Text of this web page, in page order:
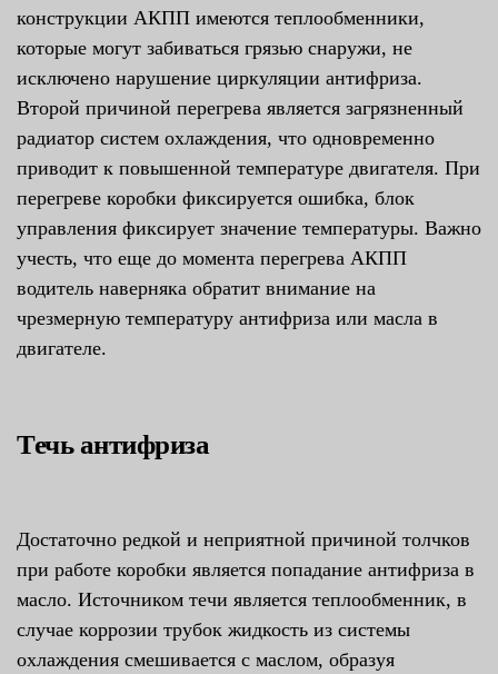
конструкции АКПП имеются теплообменники,
которые могут забиваться грязью снаружи, не
исключено нарушение циркуляции антифриза.
Второй причиной перегрева является загрязненный
радиатор систем охлаждения, что одновременно
приводит к повышенной температуре двигателя. При
перегреве коробки фиксируется ошибка, блок
управления фиксирует значение температуры. Важно
учесть, что еще до момента перегрева АКПП
водитель наверняка обратит внимание на
чрезмерную температуру антифриза или масла в
двигателе.
Течь антифриза
Достаточно редкой и неприятной причиной толчков
при работе коробки является попадание антифриза в
масло. Источником течи является теплообменник, в
случае коррозии трубок жидкость из системы
охлаждения смешивается с маслом, образуя